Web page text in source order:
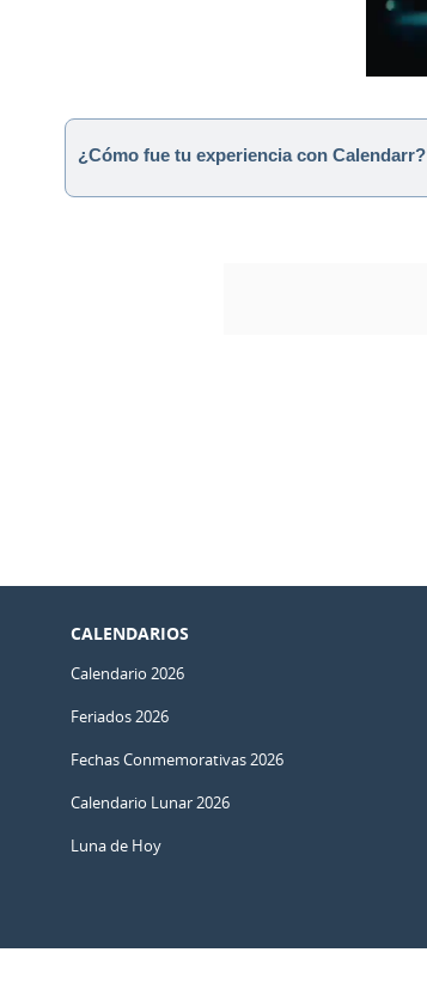
¿Cómo fue tu experiencia con Calendarr?
CALENDARIOS
Calendario 2026
Feriados 2026
Fechas Conmemorativas 2026
Calendario Lunar 2026
Luna de Hoy